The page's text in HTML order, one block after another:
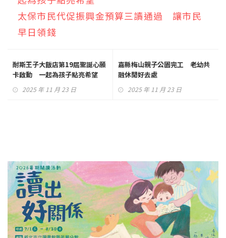
太保市民代促振興金預算三讀通過 讓市民
早日領錢
耐斯王子大飯店第19屆聖誕心願
卡啟動 一起為孩子點亮希望
2025 年 11 月 23 日
嘉縣梅山親子公園完工 老幼共
融休閒好去處
2025 年 11 月 23 日